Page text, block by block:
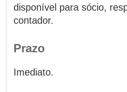
disponível para sócio,
contador.
Prazo
Imediato.